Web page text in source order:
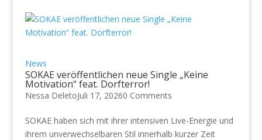
News
SOKAE veröffentlichen neue Single „Keine
Motivation“ feat. Dorfterror!
Nessa DeletoJuli 17, 20260 Comments
SOKAE haben sich mit ihrer intensiven Live-Energie und
ihrem unverwechselbaren Stil innerhalb kurzer Zeit